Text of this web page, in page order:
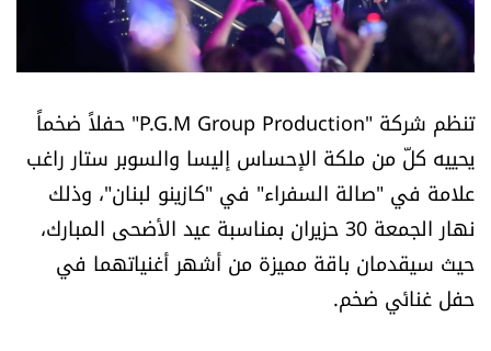
نداء القرّاء
كتّابنا
تحت المجهر
آراء
تنظم شركة "P.G.M Group Production" حفلاً ضخماً
يحييه كلّ من ملكة الإحساس إليسا والسوبر ستار راغب
علامة في "صالة السفراء" في "كازينو لبنان"، وذلك
نهار الجمعة 30 حزيران بمناسبة عيد الأضحى المبارك،
حيث سيقدمان باقة مميزة من أشهر أغنياتهما في
حفل غنائي ضخم.